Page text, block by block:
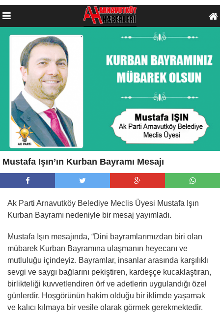
Mustafa Işın’ın Kurban Bayramı Mesajı
Ak Parti Arnavutköy Belediye Meclis Üyesi Mustafa Işın
Kurban Bayramı nedeniyle bir mesaj yayımladı.
Mustafa Işın mesajında, “Dini bayramlarımızdan biri olan
mübarek Kurban Bayramına ulaşmanın heyecanı ve
mutluluğu içindeyiz. Bayramlar, insanlar arasında karşılıklı
sevgi ve saygı bağlarını pekiştiren, kardeşçe kucaklaştıran,
birlikteliği kuvvetlendiren örf ve adetlerin uygulandığı özel
günlerdir. Hoşgörünün hakim olduğu bir iklimde yaşamak
ve kalıcı kılmaya bir vesile olarak görmek gerekmektedir.